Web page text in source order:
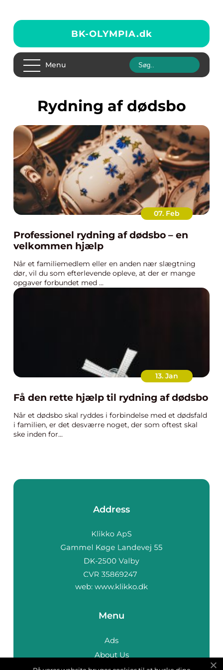
BK-OLYMPIA.dk
Menu
rydning af dødsbo
07. Feb
Professionel rydning af dødsbo – en
velkommen hjælp
Når et familiemedlem eller en anden nær slægtning
dør, vil du som efterlevende opleve, at der er mange
opgaver forbundet med ...
13. Jan
Få den rette hjælp til rydning af dødsbo
Når et dødsbo skal ryddes i forbindelse med et dødsfald
i familien, er det desværre noget, der som oftest skal
ske inden for...
Address
web: www.klikko.dk
Menu
Ads
About Us